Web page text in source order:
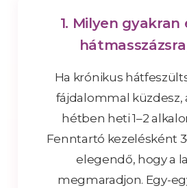
1. Milyen gyakran
Ha krónikus
fájdalommal küzdesz,
hétben heti 1–2
Fenntartó kezelésként
elegendő, hogy a
megmaradjon. Egy-